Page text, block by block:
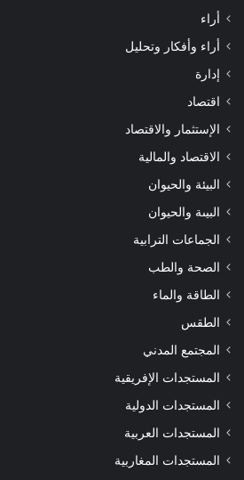
أراء
أراء وأفكار وتحليل
إدارة
اقتصاد
الإستثمار والاقتصاد
الاقتصاد والمالية
البيئة والحيوان
البيىة والحيوان
الجماعات الترابية
الصحة والطب
الطاقة والماء
الطقس
المجتمع المدني
المستجدات الإفريقية
المستجدات الدولية
المستجدات العربية
المستجدات المغاربية